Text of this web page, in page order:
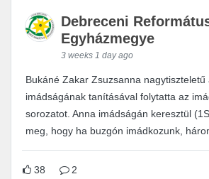
Debreceni
Egyházmegye
3 weeks 1 day ago
Bukáné Zakar Zsuzsanna nagytiszteletű
imádságának tanításával folytatta az
sorozatot. Anna imádságán keresztül
meg, hogy ha buzgón imádkozunk,
38 2